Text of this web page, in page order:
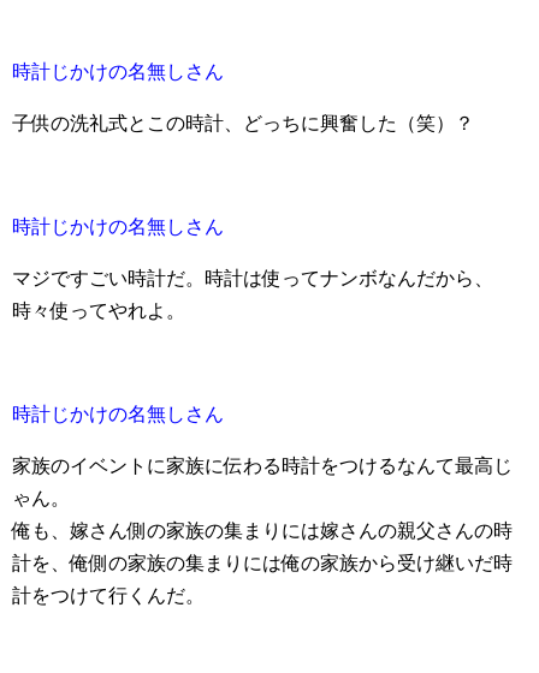
時計じかけの名無しさん
子供の洗礼式とこの時計、どっちに興奮した（笑）？
時計じかけの名無しさん
マジですごい時計だ。時計は使ってナンボなんだから、
時々使ってやれよ。
時計じかけの名無しさん
家族のイベントに家族に伝わる時計をつけるなんて最高じ
ゃん。
俺も、嫁さん側の家族の集まりには嫁さんの親父さんの時
計を、俺側の家族の集まりには俺の家族から受け継いだ時
計をつけて行くんだ。